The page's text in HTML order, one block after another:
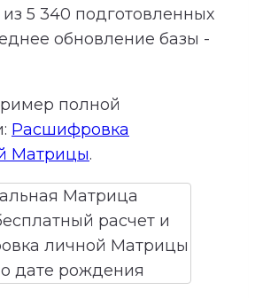
5 340 подготовленных
обновление базы -
полной
Расшифровка
Матрицы.